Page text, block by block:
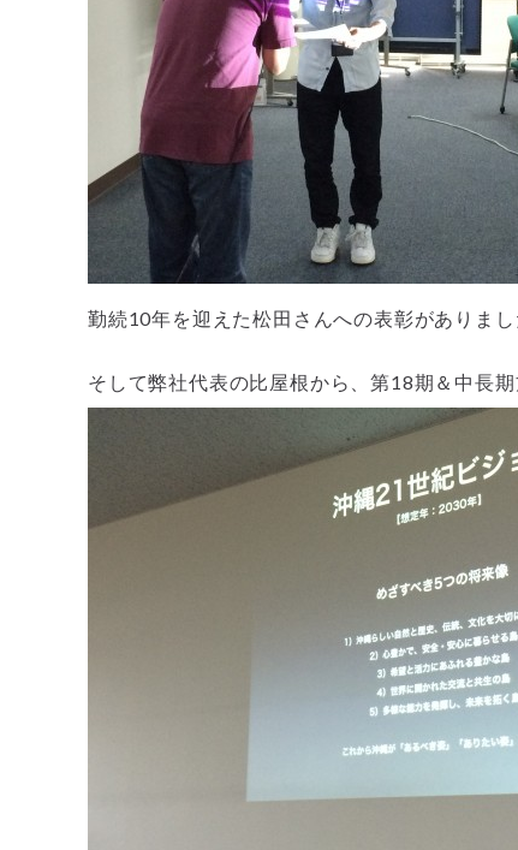
勤続10年を迎えた松田さんへの表彰がありまし
そして弊社代表の比屋根から、第18期＆中長期